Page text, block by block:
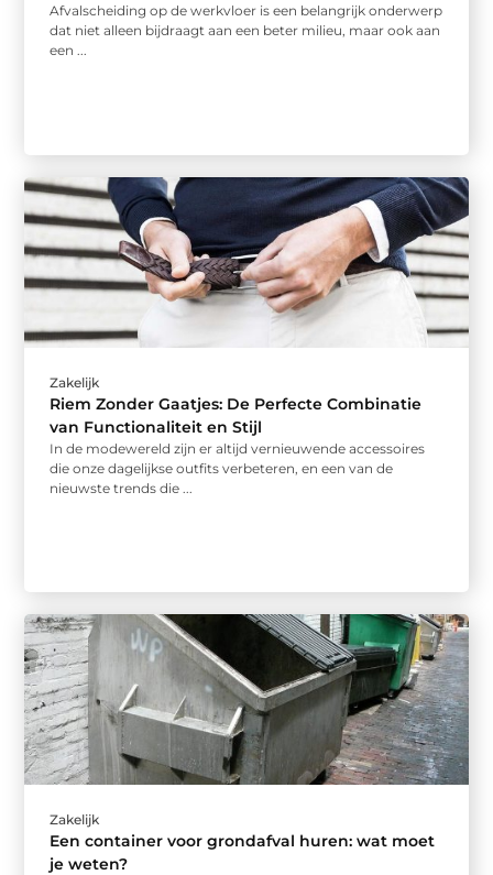
Afvalscheiding op de werkvloer is een belangrijk onderwerp
dat niet alleen bijdraagt aan een beter milieu, maar ook aan
een ...
Zakelijk
Riem Zonder Gaatjes: De Perfecte Combinatie
van Functionaliteit en Stijl
In de modewereld zijn er altijd vernieuwende accessoires
die onze dagelijkse outfits verbeteren, en een van de
nieuwste trends die ...
Zakelijk
Een container voor grondafval huren: wat moet
je weten?